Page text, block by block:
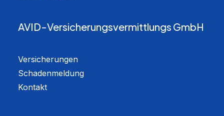
AVID-Versicherungsvermittlungs GmbH
Versicherungen
Schadenmeldung
Kontakt